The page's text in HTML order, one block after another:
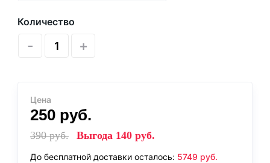
Количество
- +
Цена
250 руб.
390руб. Выгода 140 руб.
До бесплатной доставки осталось: 5749 руб.